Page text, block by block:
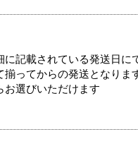
記載されている発送日に
ってからの発送となりま
選びいただけます